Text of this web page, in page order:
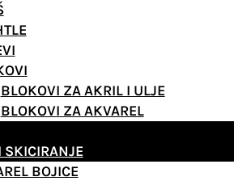
BLOKOVI ZA AKRIL I ULJE
BLOKOVI ZA AKVAREL
SKICIRANJE
BOJICE